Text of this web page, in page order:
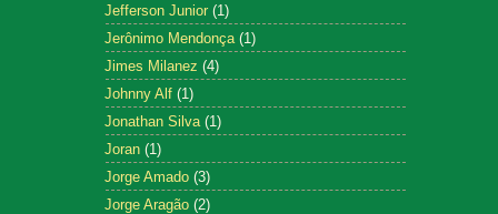
Jefferson Junior (1)
Jerônimo Mendonça (1)
Jimes Milanez (4)
Johnny Alf (1)
Jonathan Silva (1)
Joran (1)
Jorge Amado (3)
Jorge Aragão (2)